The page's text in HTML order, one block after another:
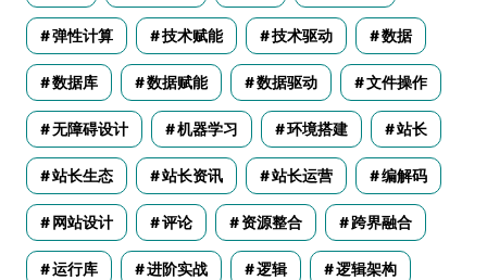
弹性计算 技术赋能 技术驱动 数据
数据库 数据赋能 数据驱动 文件操作
无障碍设计 机器学习 环境搭建 站长
站长生态 站长资讯 站长运营 编解码
网站设计 评论 资源整合 跨界融合
运行库 进阶实战 逻辑 逻辑架构